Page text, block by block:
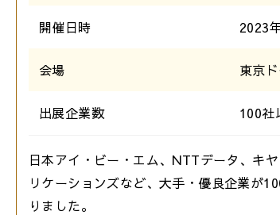
開催日時 2023
会場 東京
出展企業数 100社
日本アイ・ビー・エム、NTTデータ、キ
リケーションズなど、大手・優良企業が
りました。